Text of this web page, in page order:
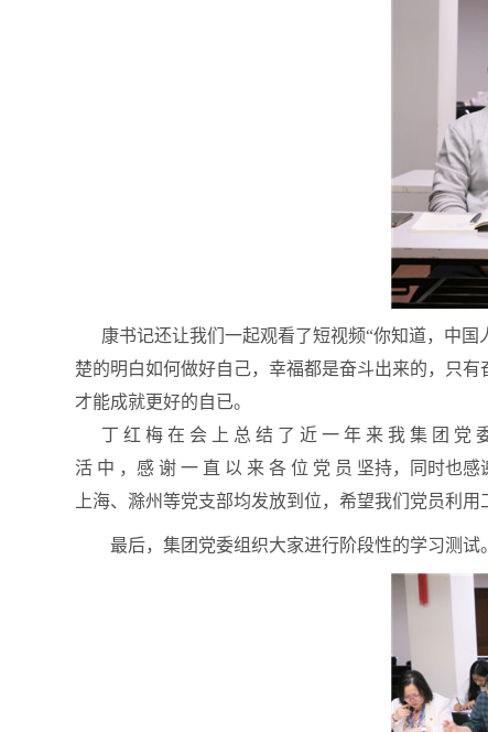
康书记还让我们一起观看了短视频“你知道，中国
楚的明白如何做好自己，幸福都是奋斗出来的，只
才能成就更好的自已。
丁 红 梅 在 会 上 总 结 了 近 一 年 来 我 集 团 党
活 中 ，感 谢 一 直 以 来 各 位 党 员 坚持，同时也
上海、滁州等党支部均发放到位，希望我们党员利
最后，集团党委组织大家进行阶段性的学习测试。